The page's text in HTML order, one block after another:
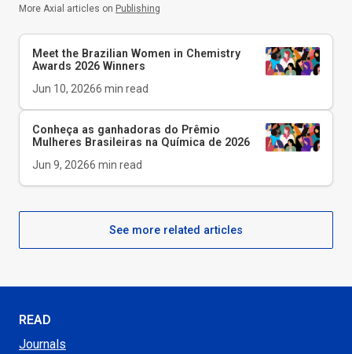
More Axial articles on Publishing
Meet the Brazilian Women in Chemistry
Awards 2026 Winners
Jun 10, 20266 min read
Conheça as ganhadoras do Prêmio
Mulheres Brasileiras na Química de 2026
Jun 9, 20266 min read
See more related articles
READ
Journals